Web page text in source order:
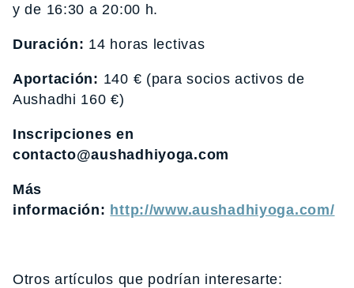
y de 16:30 a 20:00 h.
Duración: 14 horas lectivas
Aportación: 140 € (para socios activos de
Aushadhi 160 €)
Inscripciones en
contacto@aushadhiyoga.com
Más
información: http://www.aushadhiyoga.com/
Otros artículos que podrían interesarte: